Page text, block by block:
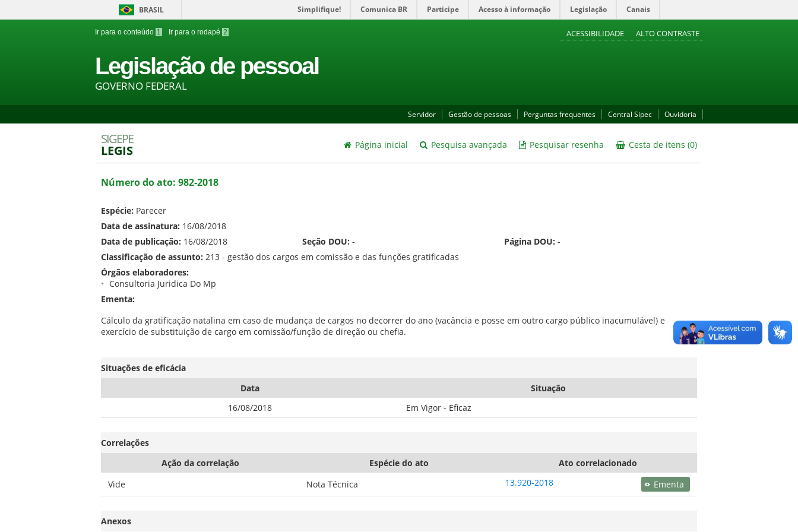
BRASIL Simplifique! Comunica BR Participe Acesso à informação Legislação Canais
Ir para o conteúdo 1 Ir para o rodapé 2 ACESSIBILIDADE ALTO CONTRASTE
Legislação de pessoal
GOVERNO FEDERAL
Servidor Gestão de pessoas Perguntas frequentes Central Sipec Ouvidoria
SIGEPE
LEGIS Página inicial Pesquisa avançada Pesquisar resenha Cesta de itens (0)
Número do ato: 982-2018
Espécie: Parecer
Data de assinatura: 16/08/2018
Data de publicação: 16/08/2018 Seção DOU:- Página DOU: -
Classificação de assunto: 213 - gestão dos cargos em comissão e das funções gratificadas
Órgãos elaboradores:
Consultoria Juridica Do Mp
Ementa:
Cálculo da gratificação natalina em caso de mudança de cargos no decorrer do ano (vacância e posse em outro cargo público inacumulável) e
exercício de substituição de cargo em comissão/função de direção ou chefia.
Situações de eficácia
Data
Situação
16/08/2018
Em Vigor - Eficaz
Correlações
Ação da correlação
Espécie do ato
Ato correlacionado
Vide
Nota Técnica 13.920-2018 Ementa
Anexos